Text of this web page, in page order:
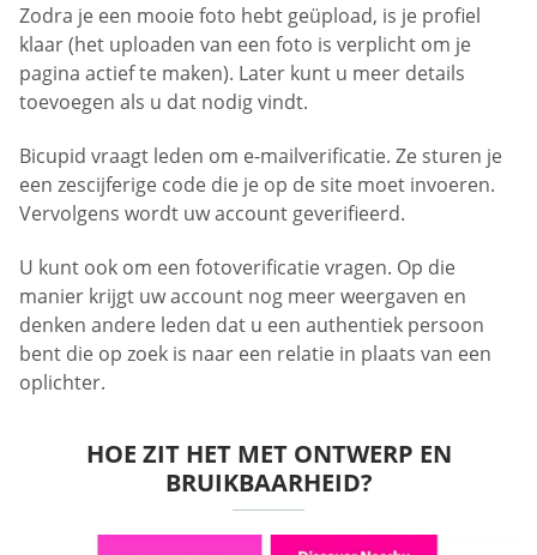
Zodra je een mooie foto hebt geüpload, is je profiel
klaar (het uploaden van een foto is verplicht om je
pagina actief te maken). Later kunt u meer details
toevoegen als u dat nodig vindt.
Bicupid vraagt leden om e-mailverificatie. Ze sturen je
een zescijferige code die je op de site moet invoeren.
Vervolgens wordt uw account geverifieerd.
U kunt ook om een fotoverificatie vragen. Op die
manier krijgt uw account nog meer weergaven en
denken andere leden dat u een authentiek persoon
bent die op zoek is naar een relatie in plaats van een
oplichter.
HOE ZIT HET MET ONTWERP EN
BRUIKBAARHEID?